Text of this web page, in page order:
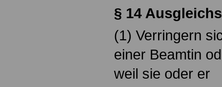
§ 14
(1) Verringern
einer Beamtin
weil sie oder er